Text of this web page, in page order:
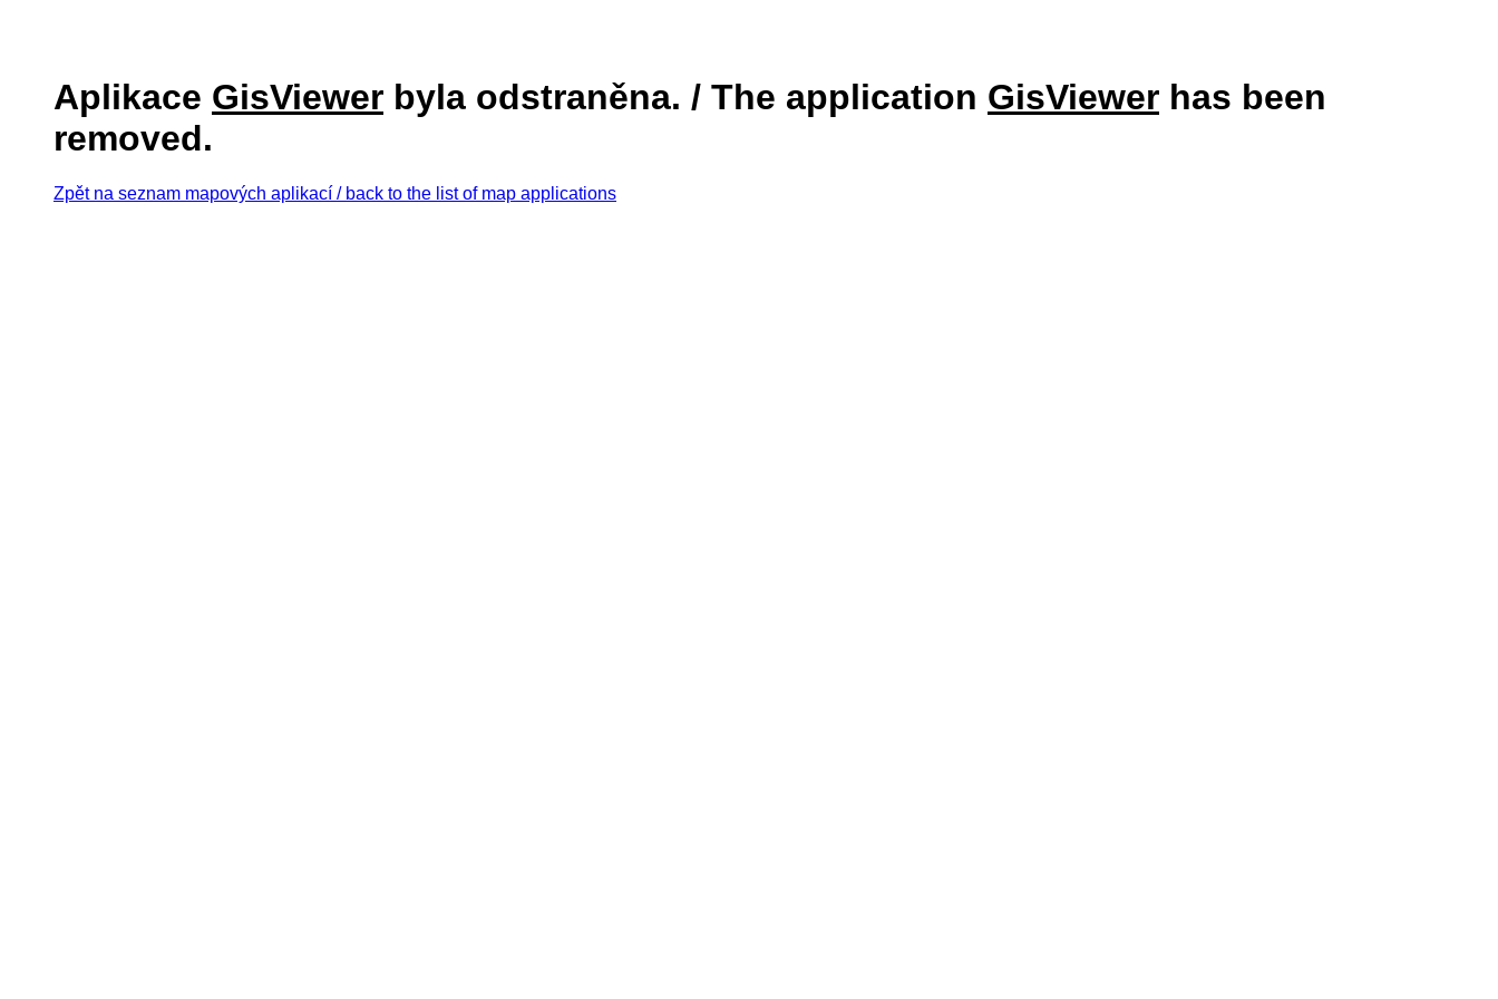
Aplikace GisViewer byla odstraněna. / The application GisViewer has been
removed.
Zpět na seznam mapových aplikací / back to the list of map applications